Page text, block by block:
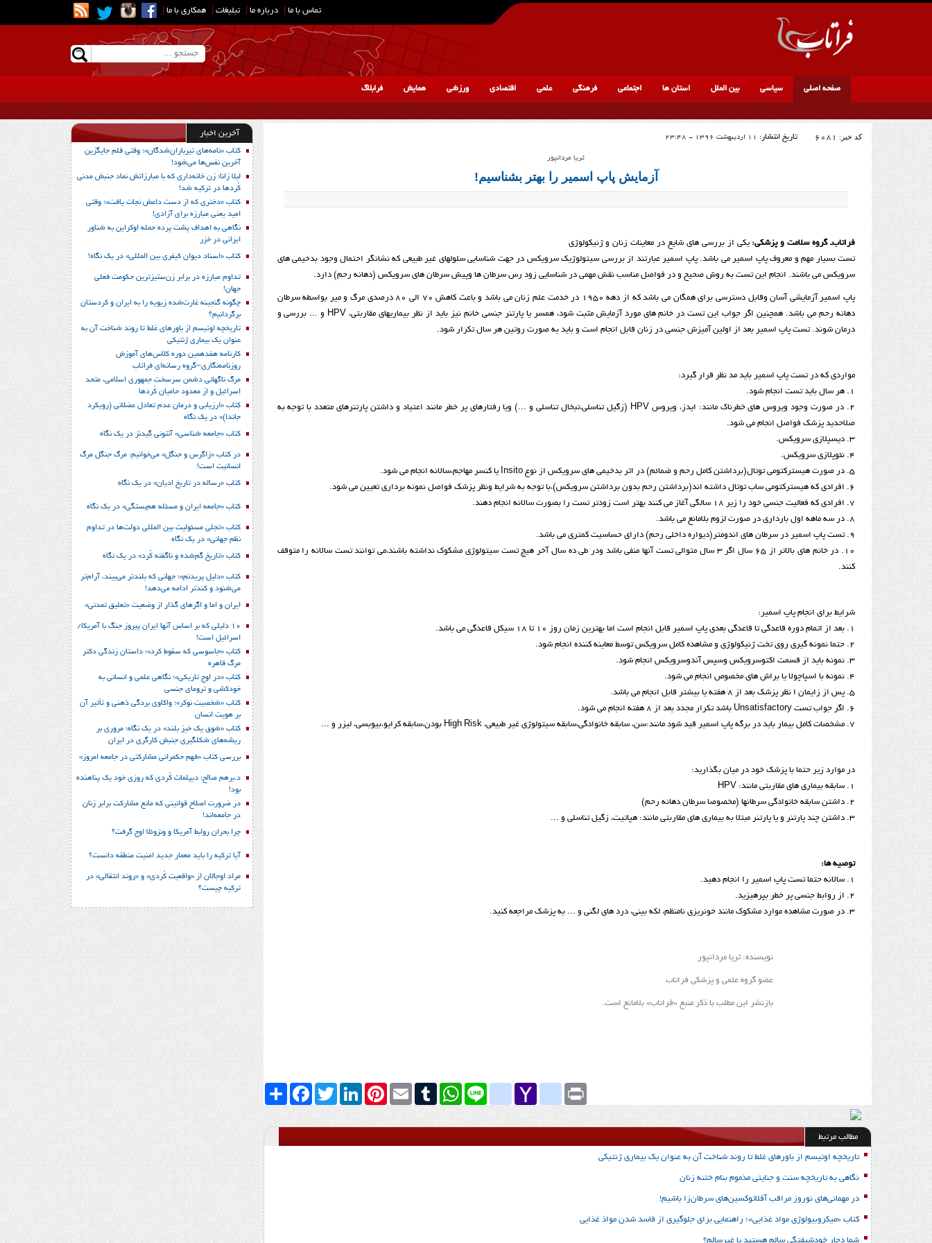
تماس با ما درباره ما تبلیغات همکاری با ما
صفحه اصلی سیاسی بین الملل استان ها اجتماعی فرهنگی علمی اقتصادی ورزشی همایش فرابلاگ
کد خبر: 6081 تاریخ انتشار: 11 اردیبهشت 1396 - 23:48
ثریا مردانپور
آزمایش پاپ اسمیر را بهتر بشناسیم!
فراتاب‌ـ گروه سلامت و پزشکی: یکی از بررسی های شایع در معاینات زنان و ژنیکولوژی
تست بسیار مهم و معروف پاپ اسمیر می باشد. پاپ اسمیر عبارتند از بررسی سیتولوژیک سرویکس در جهت شناسایی سلولهای غیر طبیعی که نشانگر احتمال وجود بدخیمی های
سرویکس می باشند. انجام این تست به روش صحیح و در فواصل مناسب نقش مهمی در شناسایی زود رس سرطان ها وپیش سرطان های سرویکس (دهانه رحم) دارد.
پاپ اسمیر آزمایشی آسان وقابل دسترسی برای همگان می باشد که از دهه 1950 در خدمت علم زنان می باشد و باعث کاهش 70 الی 80 درصدی مرگ و میر بواسطه سرطان
دهانه رحم می باشد. همچنین اگر جواب این تست در خانم های مورد آزمایش مثبت شود، همسر یا پارتنر جنسی خانم نیز باید از نظر بیماریهای مقاربتی، HPV و ... بررسی و
درمان شوند. تست پاپ اسمیر بعد از اولین آمیزش جنسی در زنان قابل انجام است و باید به صورت روتین هر سال تکرار شود.
مواردی که در تست پاپ اسمیر باید مد نظر قرار گیرد:
1. هر سال باید تست انجام شود.
2. در صورت وجود ویروس های خطرناک مانند: ایدز، ویروس HPV (زگیل تناسلی،تبخال تناسلی و ...) ویا رفتارهای پر خطر مانند اعتیاد و داشتن پارتنرهای متعدد با توجه به
صلاحدید پزشک فواصل انجام می شود.
3. دیسپلازی سرویکس.
4. نئوپلازی سرویکس.
5. در صورت هیسترکتومی توتال(برداشتن کامل رحم و ضمائم) در اثر بدخیمی های سرویکس از نوع Insito یا کنسر مهاجم،سالانه انجام می شود.
6. افرادی که هیسترکتومی ساب توتال داشته اند(برداشتن رحم بدون برداشتن سرویکس)،با توجه به شرایط ونظر پزشک فواصل نمونه برداری تعیین می شود.
7. افرادی که فعالیت جنسی خود را زیر 18 سالگی آغاز می کنند بهتر است زودتر تست را بصورت سالانه انجام دهند.
8. در سه ماهه اول بارداری در صورت لزوم بلامانع می باشد.
9. تست پاپ اسمیر در سرطان های اندومتر(دیواره داخلی رحم) دارای حساسیت کمتری می باشد.
10. در خانم های بالاتر از 65 سال اگر 3 سال متوالی تست آنها منفی باشد ودر طی ده سال آخر هیچ تست سیتولوژی مشکوک نداشته باشند،می توانند تست سالانه را متوقف
کنند.
شرایط برای انجام پاپ اسمیر:
1. بعد از اتمام دوره قاعدگی تا قاعدگی بعدی پاپ اسمیر قابل انجام است اما بهترین زمان روز 10 تا 18 سیکل قاعدگی می باشد.
2. حتما نمونه گیری روی تخت ژنیکولوژی و مشاهده کامل سرویکس توسط معاینه کننده انجام شود.
3. نمونه باید از قسمت اکتوسرویکس وسپس آندوسرویکس انجام شود.
4. نمونه با اسپاچولا یا براش های مخصوص انجام می شود.
5. پس از زایمان ا نظر پزشک بعد از 8 هفته یا بیشتر قابل انجام می باشد.
6. اگر جواب تست Unsatisfactory باشد تکرار مجدد بعد از 8 هفته انجام می شود.
7. مشخصات کامل بیمار باید در برگه پاپ اسمیر قید شود مانند:سن، سابقه خانوادگی،سابقه سیتولوژی غیر طبیعی، High Risk بودن،سابقه کرایو،بیوبسی، لیزر و ...
در موارد زیر حتما با پزشک خود در میان بگذارید:
1. سابقه بیماری های مقاربتی مانند: HPV
2. داشتن سابقه خانوادگی سرطانها (مخصوصا سرطان دهانه رحم)
3. داشتن چند پارتنر و یا پارتنر مبتلا به بیماری های مقاربتی مانند: هپاتیت، زگیل تناسلی و ...
توصیه ها:
1. سالانه حتما تست پاپ اسمیر را انجام دهید.
2. از روابط جنسی پر خطر بپرهيزيد.
3. در صورت مشاهده موارد مشکوک مانند خونریزی نامنظم، لکه بینی، درد های لگنی و ... به پزشک مراجعه کنید.
نویسنده: ثریا مردانپور
عضو گروه علمی و پزشکی فراتاب
بازنشر این مطلب با ذکر منبع «فراتاب» بلامانع است.
اشتراکFacebook TwitterLinkedInPinterest Email TumblrWhatsApp Line
google_bookmarks
Yahoo
yahoo_messenger Print
مطالب مرتبط
تاریخچه اوتیسم از باورهای غلط تا روند شناخت آن به عنوان یک بیماری ژنتیکی
نگاهی به تاریخچه سنت و جنایتی مذموم بنام ختنه زنان
در مهمانی‌های نوروز مراقب آفلاتوکسین‌های سرطان‌زا‌ باشیم!
کتاب «میکروبیولوژی مواد غذایی»؛ راهنمایی برای جلوگیری از فاسد شدن مواذ غذایی
شما دچار خودشیفتگی سالم هستید یا غیرسالم؟
آخرین اخبار
کتاب «نامه‌های تیرباران‌شدگان»؛ وقتی قلم جایگزین
آخرین نفس‌ها می‌شود!
لیلا زانا؛ زن خانه‌داری که با مبارزاتش نماد جنبش مدنی
کُردها در ترکیه شد!
کتاب «دختری که از دست داعش نجات یافت»؛ وقتی
امید یعنی مبارزه برای آزادی!
نگاهی به اهداف پشت پرده حمله اوکراین به شناور
ایرانی در خزر
کتاب «اسناد دیوان کیفری بین المللی» در یک نگاه!
تداوم مبارزه در برابر زن‌ستیزترین حکومت فعلی
جهان!
چگونه گنجینه غارت‌شده زیویه را به ایران و کردستان
برگردانیم؟
تاریخچه اوتیسم از باورهای غلط تا روند شناخت آن به
عنوان یک بیماری ژنتیکی
کارنامه هفدهمین دوره کلاس‌های آموزش
روزنامه‌نگاری–گروه رسانه‌ای فراتاب
مرگ ناگهانی دشمن سرسخت جمهوری اسلامی، متحد
اسرائیل و از معدود حامیان کُردها
کتاب «ارزیابی و درمان عدم تعادل عضلانی (رویکرد
جاندا)» در یک نگاه
کتاب «جامعه شناسی» آنتونی گیدنز در یک نگاه
در کتاب «زاگرس و جنگل» می‌خوانیم: مرگ جنگل مرگ
انسانیت است!
کتاب «رساله در تاریخ ادیان» در یک نگاه
کتاب «جامعه ایران و مسئله هم‌بستگی» در یک نگاه
کتاب «تجلی مسئولیت بین المللی دولت‌ها در تداوم
نظم جهانی» در یک نگاه
کتاب «تاریخ گم‌شده و ناگفته کُرد» در یک نگاه
کتاب «دلیل پریدنم»؛ جهانی که بلندتر می‌بیند، آرام‌تر
می‌شنود و کندتر ادامه می‌دهد!
ایران و اما و اگرهای گذار از وضعیت «تعلیق تمدنی»
10 دلیلی که بر اساس آنها ایران پیروز جنگ با آمریکا/
اسرائیل است!
کتاب «جاسوسی که سقوط کرد»؛ داستان زندگی دکتر
مرگ قاهره
کتاب «در اوج تاریکی»؛ نگاهی علمی و انسانی به
خودکشی و ترومای جنسی
کتاب «شخصیت نوکر»؛ واکاوی بردگی ذهنی و تأثیر آن
بر هویت انسان
کتاب «شوق یک خیز بلند» در یک نگاه؛ مروری بر
ریشه‌های شکل‎گیری جنبش کارگری در ایران
بررسی کتاب «فهم حکمرانی مشارکتی در جامعه امروز»
د.برهم صالح؛ دیپلمات کُردی که روزی خود یک پناهنده
بود!
در ضرورت اصلاح قوانینی که مانع مشارکت برابر زنان
در جامعه‌اند!
چرا بحران روابط آمریکا و ونزوئلا اوج گرفت؟
آیا ترکیه را باید معمار جدید امنیت منطقه دانست؟
مراد اوجالان از «واقعیت کُردی» و «روند انتقالی» در
ترکیه چیست؟